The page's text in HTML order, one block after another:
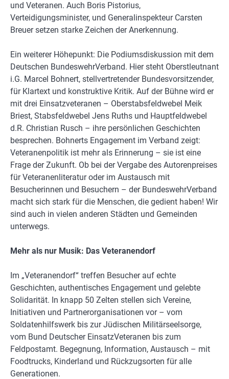
und Veteranen. Auch Boris Pistorius,
Verteidigungsminister, und Generalinspekteur Carsten
Breuer setzen starke Zeichen der Anerkennung.
Ein weiterer Höhepunkt: Die Podiumsdiskussion mit dem
Deutschen BundeswehrVerband. Hier steht Oberstleutnant
i.G. Marcel Bohnert, stellvertretender Bundesvorsitzender,
für Klartext und konstruktive Kritik. Auf der Bühne wird er
mit drei Einsatzveteranen – Oberstabsfeldwebel Meik
Briest, Stabsfeldwebel Jens Ruths und Hauptfeldwebel
d.R. Christian Rusch – ihre persönlichen Geschichten
besprechen. Bohnerts Engagement im Verband zeigt:
Veteranenpolitik ist mehr als Erinnerung – sie ist eine
Frage der Zukunft. Ob bei der Vergabe des Autorenpreises
für Veteranenliteratur oder im Austausch mit
Besucherinnen und Besuchern – der BundeswehrVerband
macht sich stark für die Menschen, die gedient haben! Wir
sind auch in vielen anderen Städten und Gemeinden
unterwegs.
Mehr als nur Musik: Das Veteranendorf
Im „Veteranendorf“ treffen Besucher auf echte
Geschichten, authentisches Engagement und gelebte
Solidarität. In knapp 50 Zelten stellen sich Vereine,
Initiativen und Partnerorganisationen vor – vom
Soldatenhilfswerk bis zur Jüdischen Militärseelsorge,
vom Bund Deutscher EinsatzVeteranen bis zum
Feldpostamt. Begegnung, Information, Austausch – mit
Foodtrucks, Kinderland und Rückzugsorten für alle
Generationen.